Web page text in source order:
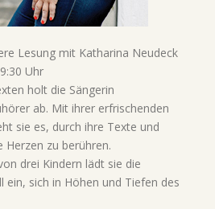
Lesung mit Katharina Neudeck
Uhr
holt die Sängerin
ab. Mit ihrer erfrischenden
sie es, durch ihre Texte und
Herzen zu berühren.
drei Kindern lädt sie die
sich in Höhen und Tiefen des